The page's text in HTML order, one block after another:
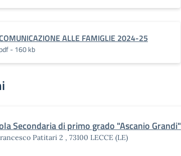
ALLE FAMIGLIE 2024-25
- 160 kb
Secondaria di primo grado "Ascanio Grandi"
Patitari 2 , 73100 LECCE (LE)